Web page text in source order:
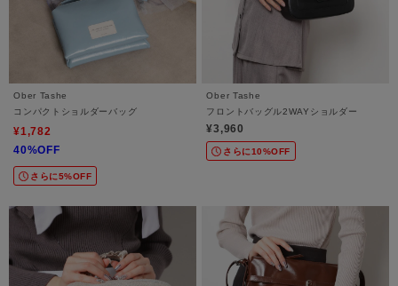
Ober Tashe
コンパクトショルダーバッグ
¥1,782
40%OFF
さらに5%OFF
Ober Tashe
フロントバッグル2WAYショルダー
¥3,960
さらに10%OFF